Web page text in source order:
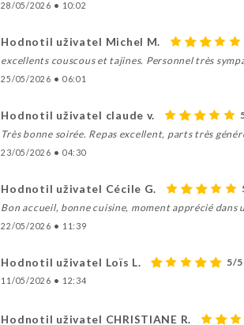
28/05/2026 • 10:02
Hodnotil uživatel Michel M.
excellents couscous et tajines. Personnel très
25/05/2026 • 06:01
Hodnotil uživatel claude v.
Très bonne soirée. Repas excellent, parts très
23/05/2026 • 04:30
Hodnotil uživatel Cécile G.
Bon accueil, bonne cuisine, moment apprécié dans
22/05/2026 • 11:39
Hodnotil uživatel Loïs L. 5/5
11/05/2026 • 12:34
Hodnotil uživatel CHRISTIANE R.